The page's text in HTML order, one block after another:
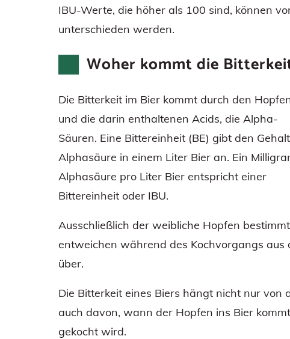
IBU-Werte, die höher als 100 sind, können
unterschieden werden.
Woher kommt die
Die Bitterkeit im Bier kommt durch den
und die darin enthaltenen Acids, die Alpha-
Säuren. Eine Bittereinheit (BE) gibt den
Alphasäure in einem Liter Bier an. Ein
Alphasäure pro Liter Bier entspricht einer
Bittereinheit oder IBU.
Ausschließlich der weibliche Hopfen
entweichen während des Kochvorgangs
über.
Die Bitterkeit eines Biers hängt nicht nur von
auch davon, wann der Hopfen ins Bier
gekocht wird.